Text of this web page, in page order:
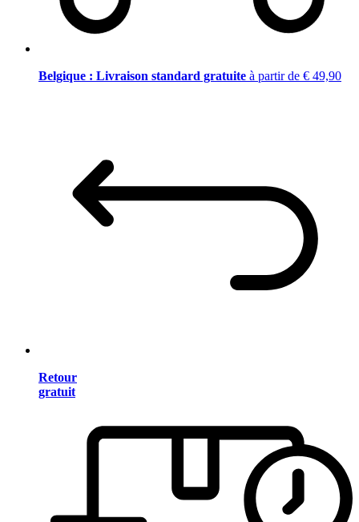
Belgique : Livraison standard gratuite à partir de € 49,90
Retour
gratuit